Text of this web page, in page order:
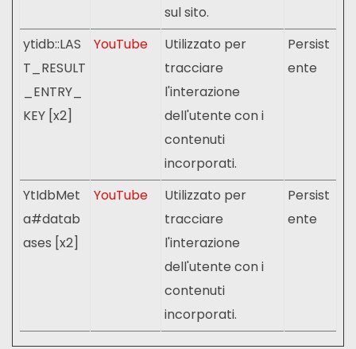
sul sito.
ytidb::LAS
T_RESULT
_ENTRY_
KEY [x2]
YouTube
Utilizzato per
tracciare
l'interazione
dell'utente con i
contenuti
incorporati.
Persist
ente
YtIdbMet
a#datab
ases [x2]
YouTube
Utilizzato per
tracciare
l'interazione
dell'utente con i
contenuti
incorporati.
Persist
ente